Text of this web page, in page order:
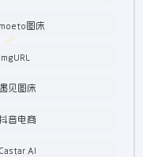
moeto图床
ImgURL
遇见图床
音电商
Castar AI